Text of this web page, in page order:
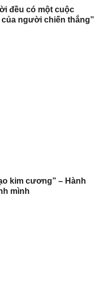
đều có một cuộc
người chiến thắng”
kim cương” – Hành
mình